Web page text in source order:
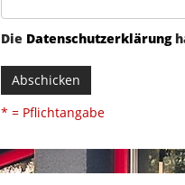
Die Datenschutzerklärung
Abschicken
* = Pflichtangabe